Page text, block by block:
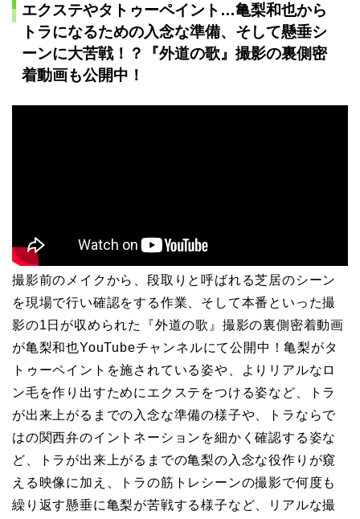
エクステやタトゥーペイント…亀梨和也から
トラになるための入念な準備、そして懸垂シ
ーンに大苦戦！？『外道の歌』撮影の裏側密
着動画も公開中！
撮影前のメイクから、段取りと呼ばれる芝居のシーン
を現場で行い確認をする作業、そして本番といった撮
影の1日が収められた『外道の歌』撮影の裏側密着動画
が亀梨和也YouTubeチャンネルにて公開中！亀梨がタ
トゥーペイントを施されている姿や、よりリアルなロ
ン毛を作り出すためにエクステをつける姿など、トラ
が出来上がるまでの入念な準備の様子や、トラならで
はの関西弁のイントネーションを細かく確認する姿な
ど、トラが出来上がるまでの亀梨の入念な役作りが窺
える映像に加え、トラの筋トレシーンの撮影で何度も
繰り返す懸垂に亀梨が苦戦する様子など、リアルな撮